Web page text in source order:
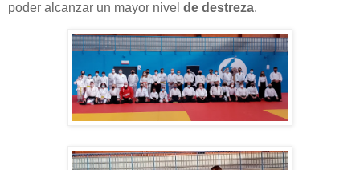
poder alcanzar un mayor nivel de destreza.